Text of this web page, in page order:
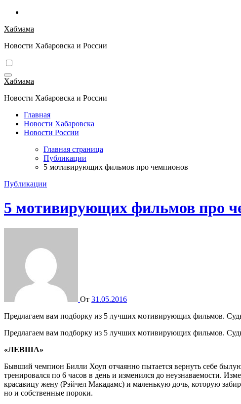
Перейти
содержимому
Хабмама
Новости Хабаровска и России
Хабмама
Новости Хабаровска и России
Главная
Новости Хабаровска
Новости России
Главная страница
Публикации
5 мотивирующих фильмов про чемпионов
Публикации
5 мотивирующих фильмов про
От 31.05.2016
Предлагаем вам подборку из 5 лучших мотивирующих фильмов.
Предлагаем вам подборку из 5 лучших мотивирующих фильмов.
«ЛЕВША»
Бывший чемпион Билли Хоуп отчаянно пытается вернуть себе
тренировался по 6 часов в день и изменился до неузнаваемости.
красавицу жену (Рэйчел Макадамс) и маленькую дочь, которую
но и собственные пороки.